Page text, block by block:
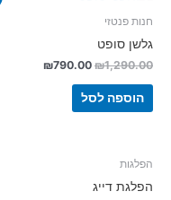
חנות פנטזי
גלשן סופט
₪1,290.00
₪790.00
הוספה לסל
הפלגות
הפלגת דייג